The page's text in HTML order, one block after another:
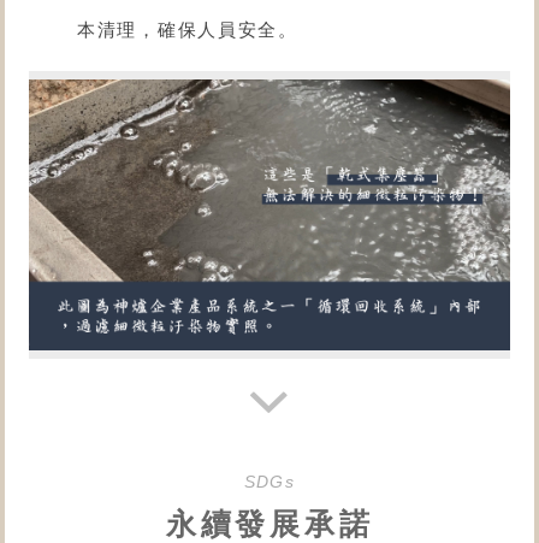
本清理，確保人員安全。
SDGs
永續發展承諾